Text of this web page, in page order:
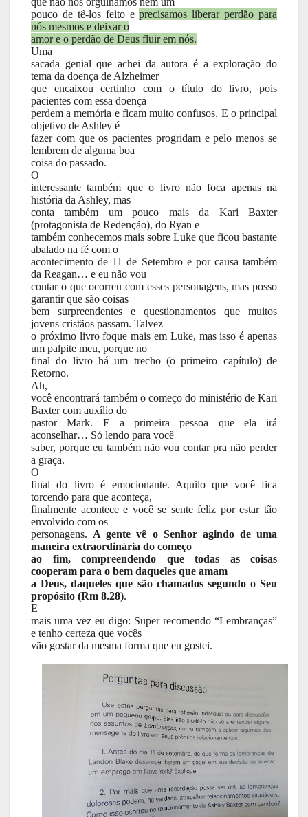
pouco de tê-los feito eprecisamos liberar perdão para
nós mesmos e deixar o
amor e o perdão de Deus fluir em nós.
Uma
sacada genial que achei da autora é a exploração do
tema da doença de Alzheimer
que encaixou certinho com o título do livro, pois
pacientes com essa doença
perdem a memória e ficam muito confusos. E o principal
objetivo de Ashley é
fazer com que os pacientes progridam e pelo menos se
lembrem de alguma boa
coisa do passado.
O
interessante também que o livro não foca apenas na
história da Ashley, mas
conta também um pouco mais da Kari Baxter
(protagonista de Redenção), do Ryan e
também conhecemos mais sobre Luke que ficou bastante
abalado na fé com o
acontecimento de 11 de Setembro e por causa também
da Reagan… e eu não vou
contar o que ocorreu com esses personagens, mas posso
garantir que são coisas
bem surpreendentes e questionamentos que muitos
jovens cristãos passam. Talvez
o próximo livro foque mais em Luke, mas isso é apenas
um palpite meu, porque no
final do livro há um trecho (o primeiro capítulo) de
Retorno.
Ah,
você encontrará também o começo do ministério de Kari
Baxter com auxílio do
pastor Mark. E a primeira pessoa que ela irá
aconselhar… Só lendo para você
saber, porque eu também não vou contar pra não perder
a graça.
O
final do livro é emocionante. Aquilo que você fica
torcendo para que aconteça,
finalmente acontece e você se sente feliz por estar tão
envolvido com os
personagens. A gente vê o Senhor agindo de uma
maneira extraordinária do começo
ao fim, compreendendo que todas as coisas
cooperam para o bem daqueles que amam
a Deus, daqueles que são chamados segundo o Seu
propósito (Rm 8.28).
E
mais uma vez eu digo: Super recomendo “Lembranças”
e tenho certeza que vocês
vão gostar da mesma forma que eu gostei.